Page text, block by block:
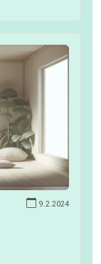
9.2.2024